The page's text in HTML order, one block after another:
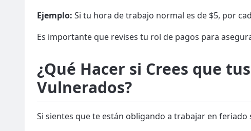
Ejemplo: Si tu hora de trabajo normal es de $5, por
Es importante que revises tu rol de pagos para
¿Qué Hacer si Crees que
Vulnerados?
Si sientes que te están obligando a trabajar en